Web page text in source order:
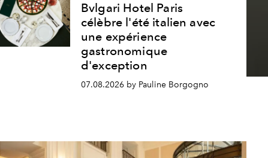
Bvlgari Hotel Paris
célèbre l'été italien avec
une expérience
gastronomique
d'exception
07.08.2026 by Pauline Borgogno